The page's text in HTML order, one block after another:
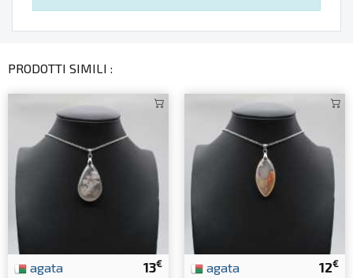
PRODOTTI SIMILI :
13€
agata 12€
agata